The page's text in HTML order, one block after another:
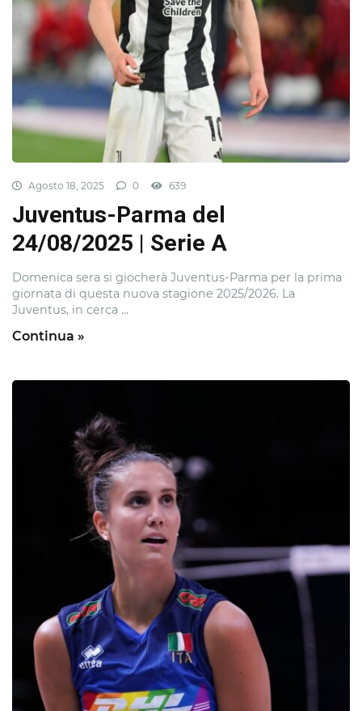
Agosto 18, 2025 0 639
Juventus-Parma del
24/08/2025 | Serie A
Domenica sera si giocherà Juventus-Parma per la prima
giornata di questa nuova stagione 2025/2026. La
Juventus, in cerca ...
Continua »